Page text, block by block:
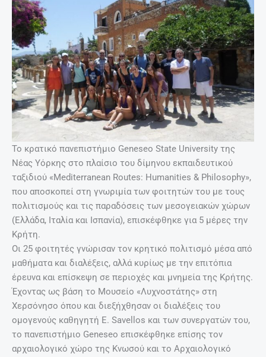
Το κρατικό πανεπιστήμιο Geneseo State University της
Νέας Υόρκης στο πλαίσιο του δίμηνου εκπαιδευτικού
ταξιδιού «Mediterranean Routes: Humanities & Philosophy»,
που αποσκοπεί στη γνωριμία των φοιτητών του με τους
πολιτισμούς και τις παραδόσεις των μεσογειακών χώρων
(Ελλάδα, Ιταλία και Ισπανία), επισκέφθηκε για 5 μέρες την
Κρήτη.
Οι 25 φοιτητές γνώρισαν τον κρητικό πολιτισμό μέσα από
μαθήματα και διαλέξεις, αλλά κυρίως με την επιτόπια
έρευνα και επίσκεψη σε περιοχές και μνημεία της Κρήτης.
Έχοντας ως βάση το Μουσείο «Λυχνοστάτης» στη
Χερσόνησο όπου και διεξήχθησαν οι διαλέξεις του
ομογενούς καθηγητή E. Savellos και των συνεργατών του,
το πανεπιστήμιο Geneseo επισκέφθηκε επίσης τον
αρχαιολογικό χώρο της Κνωσού και το Αρχαιολογικό